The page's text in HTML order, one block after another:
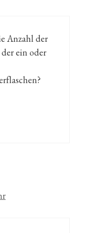
Anzahl der
der ein oder